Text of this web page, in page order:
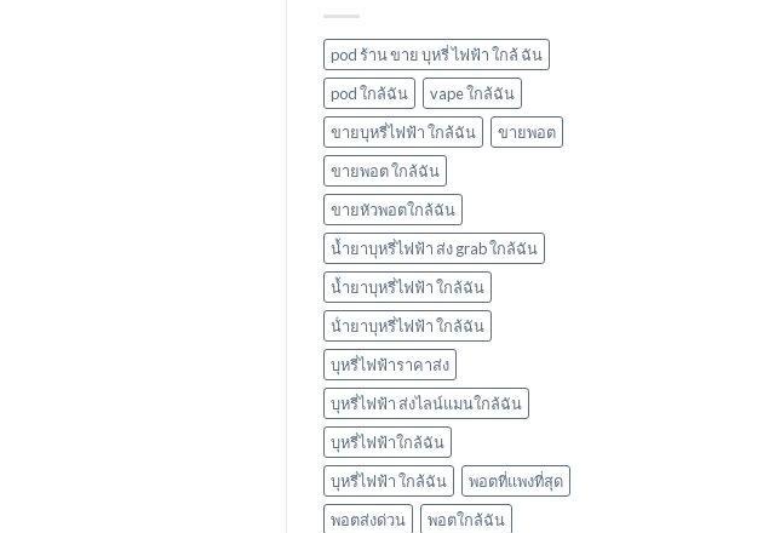
โบ
มี
กลิ่น
อะไร
บ้าง
พอต
แล้ว
ทิ้ง
marbo
pod ร้าน ขาย บุหรี่ ไฟฟ้า ใกล้ ฉัน
pod ใกล้ฉัน
vape ใกล้ฉัน
ขายบุหรี่ไฟฟ้า ใกล้ฉัน
ขายพอต
ขายพอต ใกล้ฉัน
ขายหัวพอตใกล้ฉัน
น้ำยาบุหรี่ไฟฟ้า ส่ง grab ใกล้ฉัน
น้ำยาบุหรี่ไฟฟ้า ใกล้ฉัน
น้ํายาบุหรี่ไฟฟ้า ใกล้ฉัน
บุหรี่ไฟฟ้าราคาส่ง
บุหรี่ไฟฟ้า ส่งไลน์แมนใกล้ฉัน
บุหรี่ไฟฟ้าใกล้ฉัน
บุหรี่ไฟฟ้า ใกล้ฉัน
พอตที่แพงที่สุด
พอตส่งด่วน
พอตใกล้ฉัน